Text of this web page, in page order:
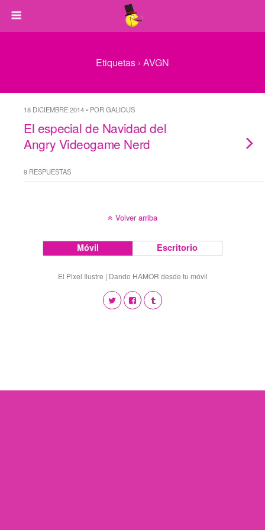
Etiquetas › AVGN
18 DICIEMBRE 2014 • POR GALIOUS
El especial de Navidad del
Angry Videogame Nerd
9 RESPUESTAS
Volver arriba
Móvil Escritorio
El Pixel Ilustre | Dando HAMOR desde tu móvil